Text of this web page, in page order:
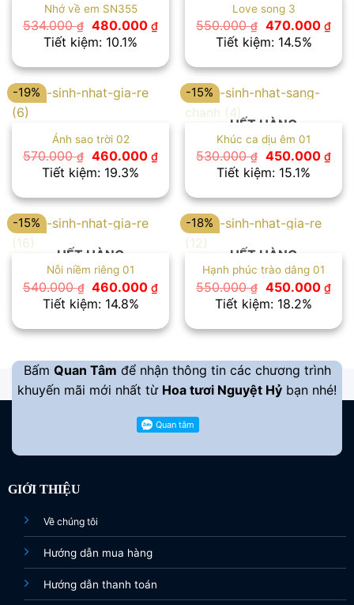
Nhớ về em SN355
534.000₫ Giá
gốc
là:
480.000 ₫Giá
hiện
là:
480.000 ₫.
Tiết kiệm: 10.1%
Love song 3
550.000₫ Giá
gốc
là:
470.000 ₫Giá
hiện
là:
Tiết kiệm: 14.5%
-19%
Ánh sao trời 02
570.000₫ Giá
gốc
là:
460.000 ₫Giá
hiện
là:
460.000 ₫.
Tiết kiệm: 19.3%
-15%
HẾT HÀNG
Khúc ca dịu êm 01
530.000₫ Giá
gốc
là:
450.000 ₫Giá
hiện
là:
Tiết kiệm: 15.1%
-15%
HẾT HÀNG
Nỗi niềm riêng 01
540.000₫ Giá
gốc
là:
460.000₫Giá
là:
460.000 ₫.
Tiết kiệm: 14.8%
-18%
HẾT HÀNG
Hạnh phúc trào dâng 01
550.000₫ Giá
gốc
là:
450.000 ₫Giá
hiện
là:
Tiết kiệm: 18.2%
Bấm Quan Tâm để nhận thông tin các chương trình
khuyến mãi mới nhất từ Hoa tươi Nguyệt Hỷ bạn nhé!
GIỚI THIỆU
Về chúng tôi
Hướng dẫn mua hàng
Hướng dẫn thanh toán